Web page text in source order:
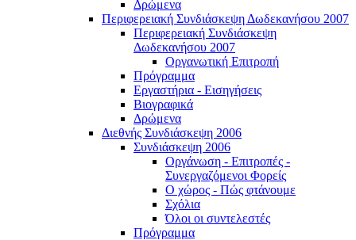
Δρώμενα
Περιφερειακή Συνδιάσκεψη Δωδεκανήσου 2007
Περιφερειακή Συνδιάσκεψη
Δωδεκανήσου 2007
Οργανωτική Επιτροπή
Πρόγραμμα
Εργαστήρια - Εισηγήσεις
Βιογραφικά
Δρώμενα
Διεθνής Συνδιάσκεψη 2006
Συνδιάσκεψη 2006
Οργάνωση - Επιτροπές -
Συνεργαζόμενοι Φορείς
Ο χώρος - Πώς φτάνουμε
Σχόλια
Όλοι οι συντελεστές
Πρόγραμμα